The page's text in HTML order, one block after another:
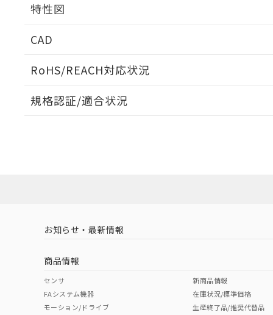
l: 15mm以上、φd: 40mm以上、D: 15mm以上、m: 24mm
特性図
検出領域
CAD
RoHS/REACH対応状況
EU RoHS 注意事項・凡例
中国 RoHS 注意事項・凡例
中国 RoHS表
Pb Hg Cr(VI)
規格認証/適合状況
（イギリス
（ノルウェー
お知らせ・最新情報
商品情報
センサ
FAシステム機器
モーション/ドライブ
新商品情報
在庫状況/標準価格
生産終了品/推奨代替品